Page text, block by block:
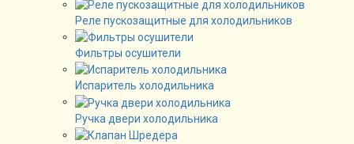
Реле пускозащитные для холодильников
Фильтры осушители
Испаритель холодильника
Ручка двери холодильника